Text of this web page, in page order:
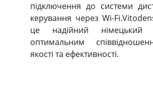
підключення до системи
керування через Wi-
це надійний німецький
оптимальним
якості та ефективності.